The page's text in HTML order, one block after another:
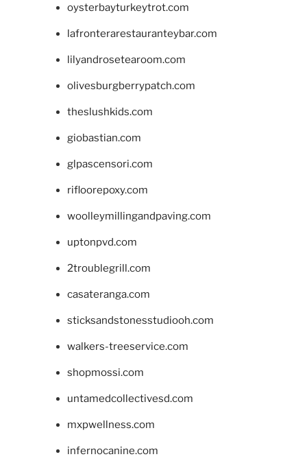
oysterbayturkeytrot.com
lafronterarestauranteybar.com
lilyandrosetearoom.com
olivesburgberrypatch.com
theslushkids.com
giobastian.com
glpascensori.com
rifloorepoxy.com
woolleymillingandpaving.com
uptonpvd.com
2troublegrill.com
casateranga.com
sticksandstonesstudiooh.com
walkers-treeservice.com
shopmossi.com
untamedcollectivesd.com
mxpwellness.com
infernocanine.com